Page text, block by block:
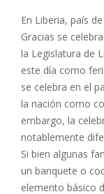
En Liberia, país
Gracias se
la Legislatura de
este día como
se celebra en el
la nación como
embargo, la
notablemente
Si bien algunas
un banquete o
elemento básico